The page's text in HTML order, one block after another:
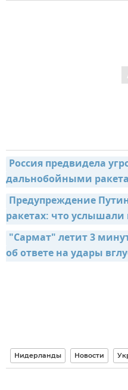
Россия предвидела
дальнобойными
Предупреждение
ракетах: что услышали
"Сармат" летит 3
об ответе на удары
Нидерланды Новости